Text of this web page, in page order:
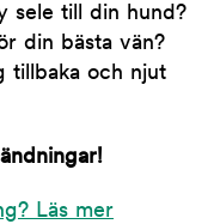
sele till din hund?
din bästa vän?
tillbaka och njut
Läs mer